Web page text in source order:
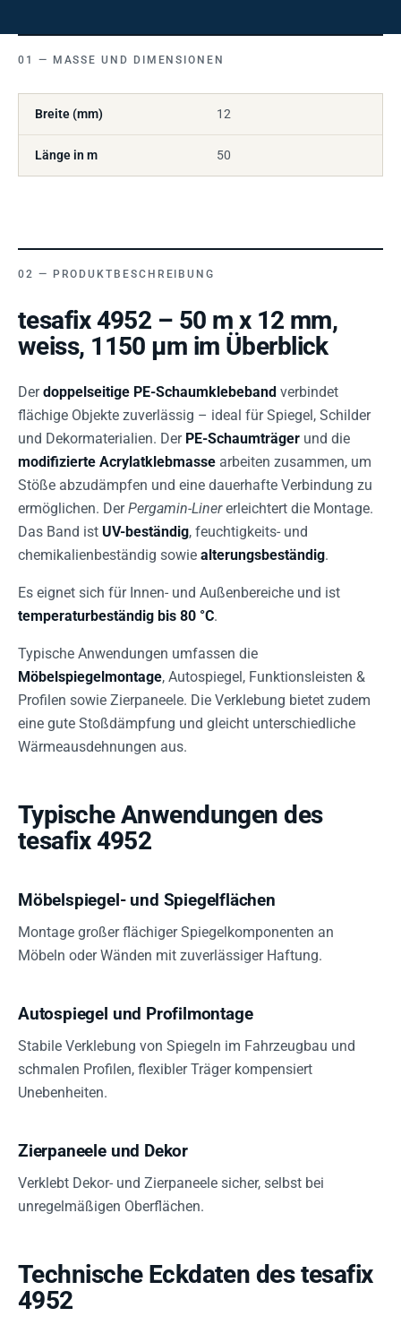
MASSE UND DIMENSIONEN
Breite (mm) 12
Länge in m 50
PRODUKTBESCHREIBUNG
tesafix 4952 – 50 m x 12 mm,
weiss, 1150 µm im Überblick
Derdoppelseitige PE-Schaumklebeband verbindet
flächige Objekte zuverlässig – ideal für Spiegel, Schilder
und Dekormaterialien. Der PE-Schaumträger und die
modifizierte Acrylatklebmasse arbeiten zusammen, um
Stöße abzudämpfen und eine dauerhafte Verbindung zu
ermöglichen. DerPergamin-Linererleichtert die Montage.
Das Band ist UV-beständig, feuchtigkeits- und
chemikalienbeständig sowie alterungsbeständig.
Es eignet sich für Innen- und Außenbereiche und ist
temperaturbeständig bis 80 °C.
Typische Anwendungen umfassen die
Möbelspiegelmontage, Autospiegel, Funktionsleisten &
Profilen sowie Zierpaneele. Die Verklebung bietet zudem
eine gute Stoßdämpfung und gleicht unterschiedliche
Wärmeausdehnungen aus.
Typische Anwendungen des
tesafix 4952
Möbelspiegel- und Spiegelflächen
Montage großer flächiger Spiegelkomponenten an
Möbeln oder Wänden mit zuverlässiger Haftung.
Autospiegel und Profilmontage
Stabile Verklebung von Spiegeln im Fahrzeugbau und
schmalen Profilen, flexibler Träger kompensiert
Unebenheiten.
Zierpaneele und Dekor
Verklebt Dekor- und Zierpaneele sicher, selbst bei
unregelmäßigen Oberflächen.
Technische Eckdaten des tesafix
4952